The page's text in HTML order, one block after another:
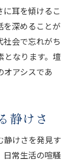
に耳を傾けるこ
を深めることが
会で忘れがち
となります。壇
オアシスであ
静けさ
静けさを発見す
日常生活の喧騒